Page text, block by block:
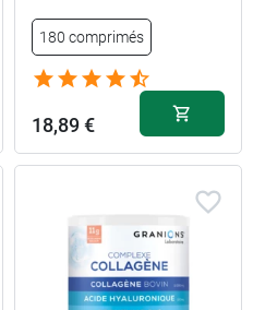
180 comprimés
18,89 €